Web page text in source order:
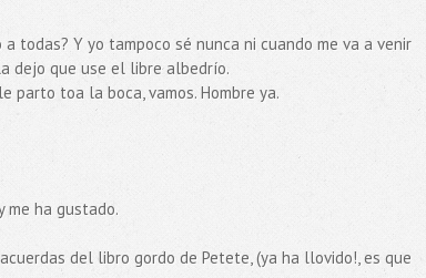
todas? Y yo tampoco sé nunca ni cuando me va a venir
dejo que use el libre albedrío.
parto toa la boca, vamos. Hombre ya.
me ha gustado.
del libro gordo de Petete, (ya ha llovido!, es que